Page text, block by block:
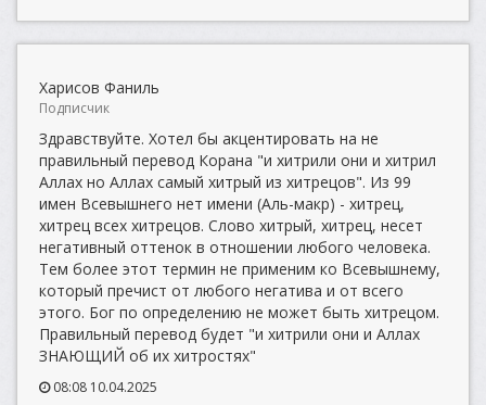
Харисов Фаниль
Подписчик
Здравствуйте. Хотел бы акцентировать на не
правильный перевод Корана "и хитрили они и хитрил
Аллах но Аллах самый хитрый из хитрецов". Из 99
имен Всевышнего нет имени (Аль-макр) - хитрец,
хитрец всех хитрецов. Слово хитрый, хитрец, несет
негативный оттенок в отношении любого человека.
Тем более этот термин не применим ко Всевышнему,
который пречист от любого негатива и от всего
этого. Бог по определению не может быть хитрецом.
Правильный перевод будет "и хитрили они и Аллах
ЗНАЮЩИЙ об их хитростях"
08:08 10.04.2025